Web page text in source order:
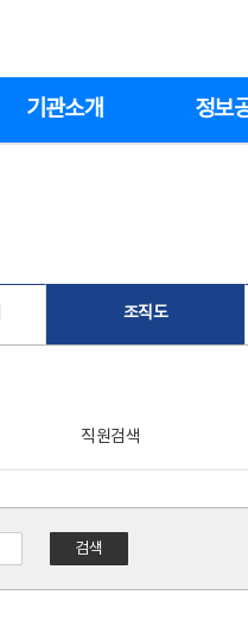
기관소개 정보
조직도
직원검색
검색